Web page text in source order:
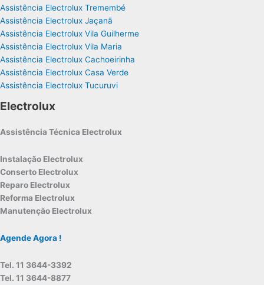
Assistência Electrolux Tremembé
Assistência Electrolux Jaçanã
Assistência Electrolux Vila Guilherme
Assistência Electrolux Vila Maria
Assistência Electrolux Cachoeirinha
Assistência Electrolux Casa Verde
Assistência Electrolux Tucuruvi
Electrolux
Assistência Técnica Electrolux
Instalação Electrolux
Conserto Electrolux
Reparo Electrolux
Reforma Electrolux
Manutenção Electrolux
Agende Agora !
Tel. 11 3644-3392
Tel. 11 3644-8877